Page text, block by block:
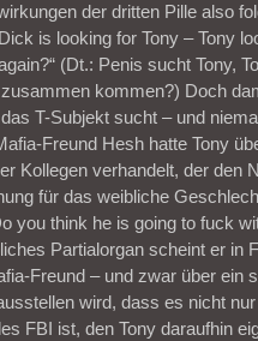
der dritten Pille also
is looking for Tony – Tony
(Dt.: Penis sucht Tony,
kommen?) Doch
T-Subjekt sucht – und
Freund Hesh hatte Tony
Kollegen verhandelt, der den
für das weibliche
you think he is going to fuck
Partialorgan scheint er in
Freund – und zwar über ein
wird, dass es nicht
FBI ist, den Tony daraufhin